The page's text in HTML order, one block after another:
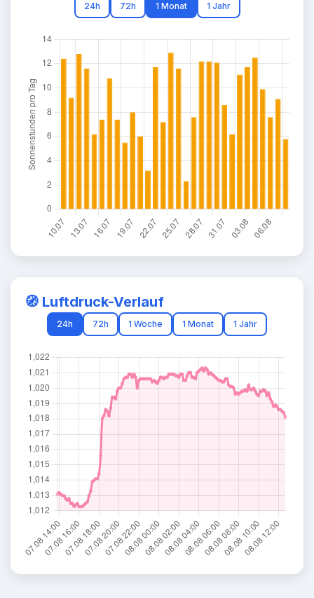
24h 72h 1 Monat 1 Jahr
🧭 Luftdruck-Verlauf
24h 72h 1 Woche 1 Monat 1 Jahr